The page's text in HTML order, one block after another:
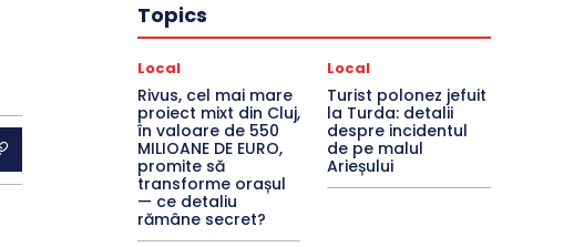
Topics
Local
Rivus, cel mai mare
proiect mixt din Cluj,
în valoare de 550
MILIOANE DE EURO,
promite să
transforme orașul
— ce detaliu
rămâne secret?
Local
Turist polonez jefuit
la Turda: detalii
despre incidentul
de pe malul
Arieșului